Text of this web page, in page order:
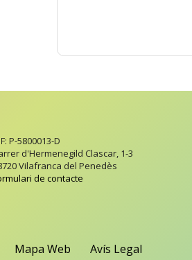
P-5800013-D
d'Hermenegild Clascar, 1-3
Vilafranca del Penedès
de contacte
Mapa Web Avís Legal